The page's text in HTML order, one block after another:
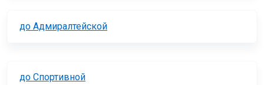
до Адмиралтейской
до Спортивной